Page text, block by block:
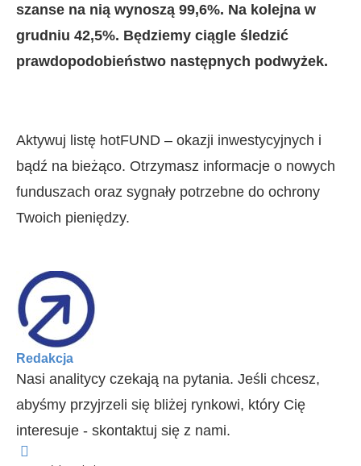
szanse na nią wynoszą 99,6%. Na kolejna w
grudniu 42,5%. Będziemy ciągle śledzić
prawdopodobieństwo następnych podwyżek.
Aktywuj listę hotFUND – okazji inwestycyjnych i
bądź na bieżąco. Otrzymasz informacje o nowych
funduszach oraz sygnały potrzebne do ochrony
Twoich pieniędzy.
Redakcja
Nasi analitycy czekają na pytania. Jeśli chcesz,
abyśmy przyjrzeli się bliżej rynkowi, który Cię
interesuje - skontaktuj się z nami.